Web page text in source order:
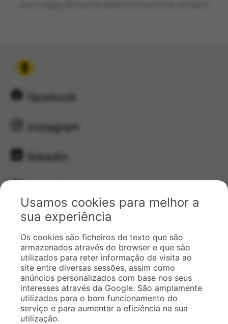
Usamos cookies para melhor a
sua experiência
Os cookies são ficheiros de texto que são
armazenados através do browser e que são
utilizados para reter informação de visita ao
site entre diversas sessões, assim como
anúncios personalizados com base nos seus
interesses através da Google. São amplamente
utilizados para o bom funcionamento do
serviço e para aumentar a eficiência na sua
utilização.
facebook
instagram
linkedin
email
Precisa de ajuda?
Estudo de Mercado
Contatar